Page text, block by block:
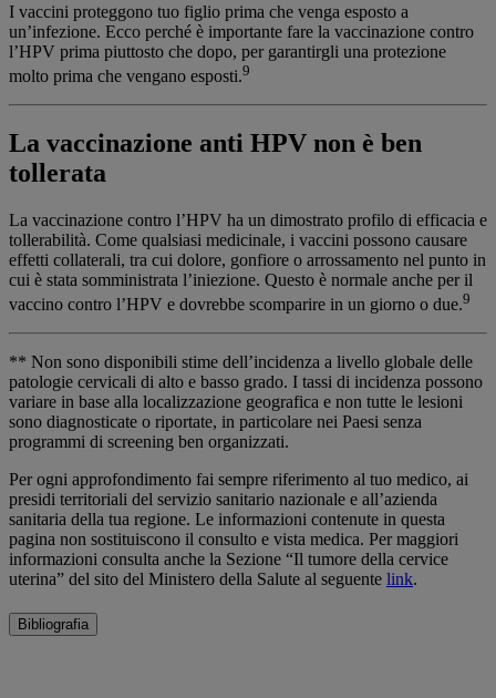
I vaccini proteggono tuo figlio prima che venga esposto a
un’infezione. Ecco perché è importante fare la vaccinazione contro
l’HPV prima piuttosto che dopo, per garantirgli una protezione
molto prima che vengano esposti.9
La vaccinazione anti HPV non è ben
tollerata
La vaccinazione contro l’HPV ha un dimostrato profilo di efficacia e
tollerabilità. Come qualsiasi medicinale, i vaccini possono causare
effetti collaterali, tra cui dolore, gonfiore o arrossamento nel punto in
cui è stata somministrata l’iniezione. Questo è normale anche per il
vaccino contro l’HPV e dovrebbe scomparire in un giorno o due.9
** Non sono disponibili stime dell’incidenza a livello globale delle
patologie cervicali di alto e basso grado. I tassi di incidenza possono
variare in base alla localizzazione geografica e non tutte le lesioni
sono diagnosticate o riportate, in particolare nei Paesi senza
programmi di screening ben organizzati.
Per ogni approfondimento fai sempre riferimento al tuo medico, ai
presidi territoriali del servizio sanitario nazionale e all’azienda
sanitaria della tua regione. Le informazioni contenute in questa
pagina non sostituiscono il consulto e vista medica. Per maggiori
informazioni consulta anche la Sezione “Il tumore della cervice
uterina” del sito del Ministero della Salute al seguente link.
Bibliografia